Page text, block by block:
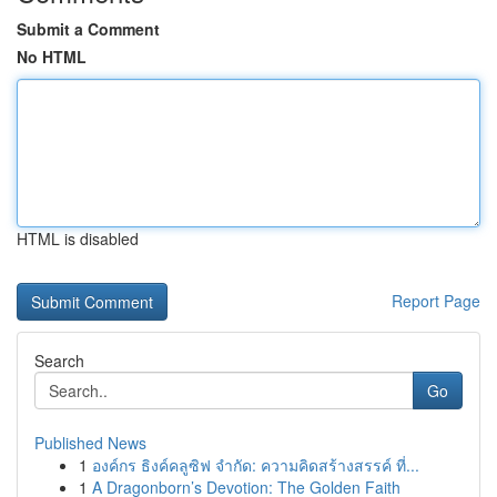
Submit a Comment
No HTML
HTML is disabled
Report Page
Search
Go
Published News
1 องค์กร ธิงค์คลูซิฟ จำกัด: ความคิดสร้างสรรค์ ที่...
1 A Dragonborn’s Devotion: The Golden Faith